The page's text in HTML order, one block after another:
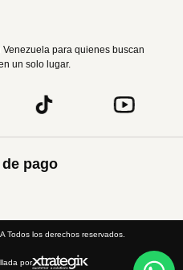
para quienes buscan
un solo lugar.
pago
Todos los derechos reservados.
por